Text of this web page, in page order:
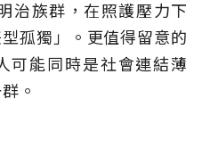
治族群，在照護壓力下
孤獨」。更值得留意的
可能同時是社會連結薄
。